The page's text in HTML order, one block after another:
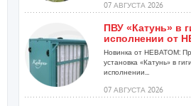
07 АВГУСТА 2026
ПВУ «Катунь» в
исполнении от
Новинка от НЕВАТОМ:
установка «Катунь» в
исполнении...
07 АВГУСТА 2026